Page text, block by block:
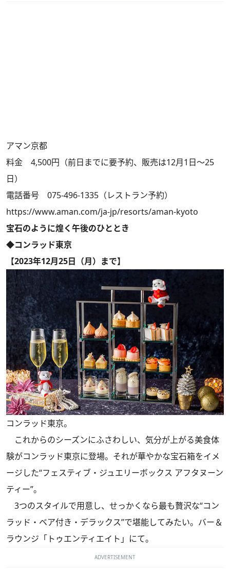
アマン京都
料金 4,500円（前日までに要予約、販売は12月1日～25
日）
電話番号 075-496-1335（レストラン予約）
https://www.aman.com/ja-jp/resorts/aman-kyoto
宝石のように煌く午後のひととき
◆コンラッド東京
【2023年12月25日（月）まで】
コンラッド東京。
これからのシーズンにふさわしい、気分が上がる美食体
験がコンラッド東京に登場。それが華やかな宝石箱をイメ
ージした“フェスティブ・ジュエリーボックス アフタヌーン
ティー”。
3つのスタイルで用意し、せっかくなら最も贅沢な“コン
ラッド・ベア付き・デラックス”で堪能してみたい。バー＆
ラウンジ「トゥエンティエイト」にて。
ADVERTISEMENT